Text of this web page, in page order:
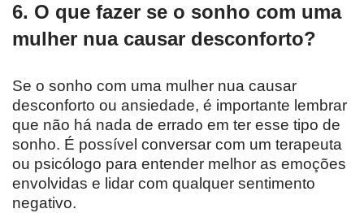
6. O que fazer se o sonho com uma
mulher nua causar desconforto?
Se o sonho com uma mulher nua causar
desconforto ou ansiedade, é importante lembrar
que não há nada de errado em ter esse tipo de
sonho. É possível conversar com um terapeuta
ou psicólogo para entender melhor as emoções
envolvidas e lidar com qualquer sentimento
negativo.